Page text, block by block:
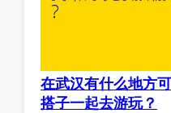
在武汉有什么地方
搭子一起去游玩？